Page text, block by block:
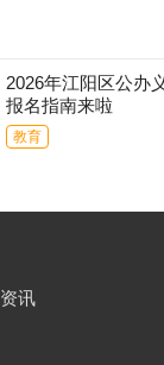
2026年江阳区公办
报名指南来啦
教育
资讯